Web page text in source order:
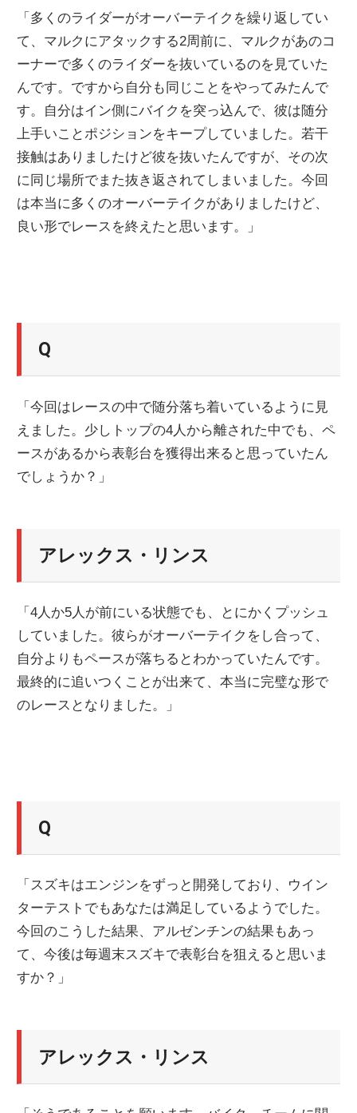
「多くのライダーがオーバーテイクを繰り返してい
て、マルクにアタックする2周前に、マルクがあのコ
ーナーで多くのライダーを抜いているのを見ていた
んです。ですから自分も同じことをやってみたんで
す。自分はイン側にバイクを突っ込んで、彼は随分
上手いことポジションをキープしていました。若干
接触はありましたけど彼を抜いたんですが、その次
に同じ場所でまた抜き返されてしまいました。今回
は本当に多くのオーバーテイクがありましたけど、
良い形でレースを終えたと思います。」
Q
「今回はレースの中で随分落ち着いているように見
えました。少しトップの4人から離された中でも、ペ
ースがあるから表彰台を獲得出来ると思っていたん
でしょうか？」
アレックス・リンス
「4人か5人が前にいる状態でも、とにかくプッシュ
していました。彼らがオーバーテイクをし合って、
自分よりもペースが落ちるとわかっていたんです。
最終的に追いつくことが出来て、本当に完璧な形で
のレースとなりました。」
Q
「スズキはエンジンをずっと開発しており、ウイン
ターテストでもあなたは満足しているようでした。
今回のこうした結果、アルゼンチンの結果もあっ
て、今後は毎週末スズキで表彰台を狙えると思いま
すか？」
アレックス・リンス